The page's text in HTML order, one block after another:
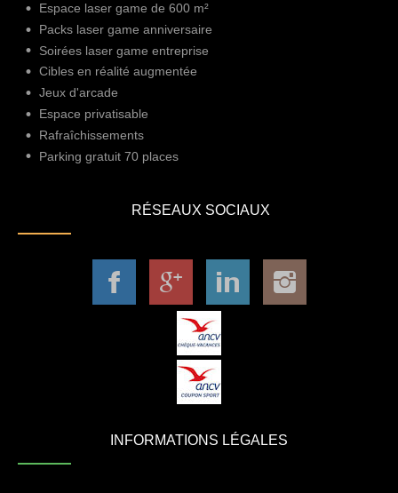
Espace laser game de 600 m²
Packs laser game anniversaire
Soirées laser game entreprise
Cibles en réalité augmentée
Jeux d'arcade
Espace privatisable
Rafraîchissements
Parking gratuit 70 places
RÉSEAUX SOCIAUX
INFORMATIONS LÉGALES